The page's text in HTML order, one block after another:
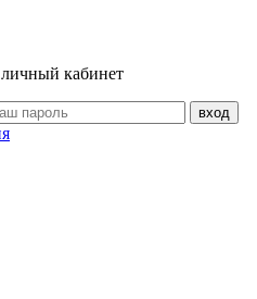
личный кабинет
вход